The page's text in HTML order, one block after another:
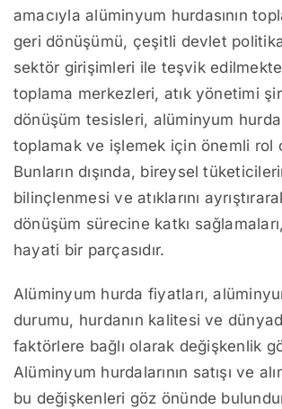
amacıyla alüminyum hurdasının
geri dönüşümü, çeşitli devlet
sektör girişimleri ile teşvik
toplama merkezleri, atık yönetimi
dönüşüm tesisleri, alüminyum
toplamak ve işlemek için önemli rol
Bunların dışında, bireysel
bilinçlenmesi ve atıklarını
dönüşüm sürecine katkı
hayati bir parçasıdır.
Alüminyum hurda fiyatları,
durumu, hurdanın kalitesi ve
faktörlere bağlı olarak değişkenlik
Alüminyum hurdalarının satışı ve
bu değişkenleri göz önünde